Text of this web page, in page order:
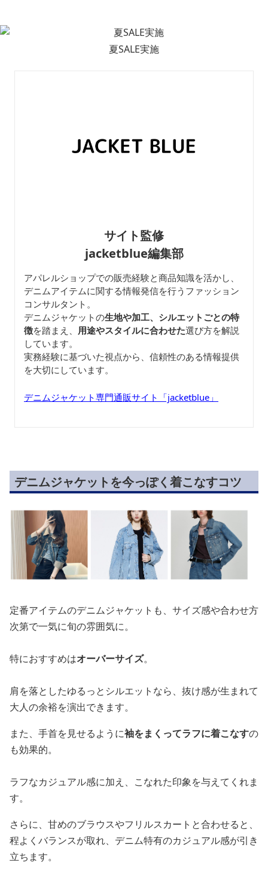
夏SALE実施
サイト監修
jacketblue編集部
アパレルショップでの販売経験と商品知識を活かし、
デニムアイテムに関する情報発信を行うファッション
コンサルタント。
デニムジャケットの生地や加工、シルエットごとの特
徴を踏まえ、 用途やスタイルに合わせた選び方を解説
しています。
実務経験に基づいた視点から、信頼性のある情報提供
を大切にしています。
デニムジャケット専門通販サイト「jacketblue」
デニムジャケットを今っぽく着こなすコツ
定番アイテムのデニムジャケットも、サイズ感や合わせ方
次第で一気に旬の雰囲気に。
特におすすめはオーバーサイズ。
肩を落としたゆるっとシルエットなら、抜け感が生まれて
大人の余裕を演出できます。
また、手首を見せるように袖をまくってラフに着こなすの
も効果的。
ラフなカジュアル感に加え、こなれた印象を与えてくれま
す。
さらに、甘めのブラウスやフリルスカートと合わせると、
程よくバランスが取れ、デニム特有のカジュアル感が引き
立ちます。